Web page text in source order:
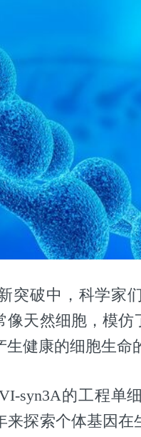
突破中，科学家
像天然细胞，模
健康的细胞生命
syn3A的工程单
来探索个体基因